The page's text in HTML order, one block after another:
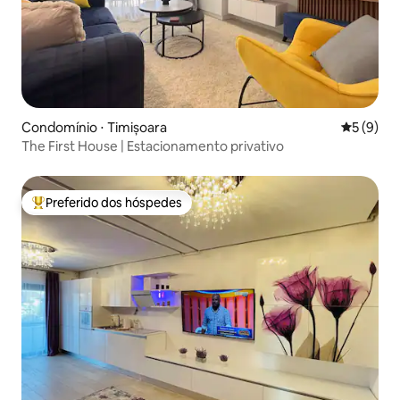
Condomínio ⋅ Timișoara 5 de
5 (9)
The First House | Estacionamento privativo
Entre os melhores preferidos dos hóspedes
Preferido dos hóspedes